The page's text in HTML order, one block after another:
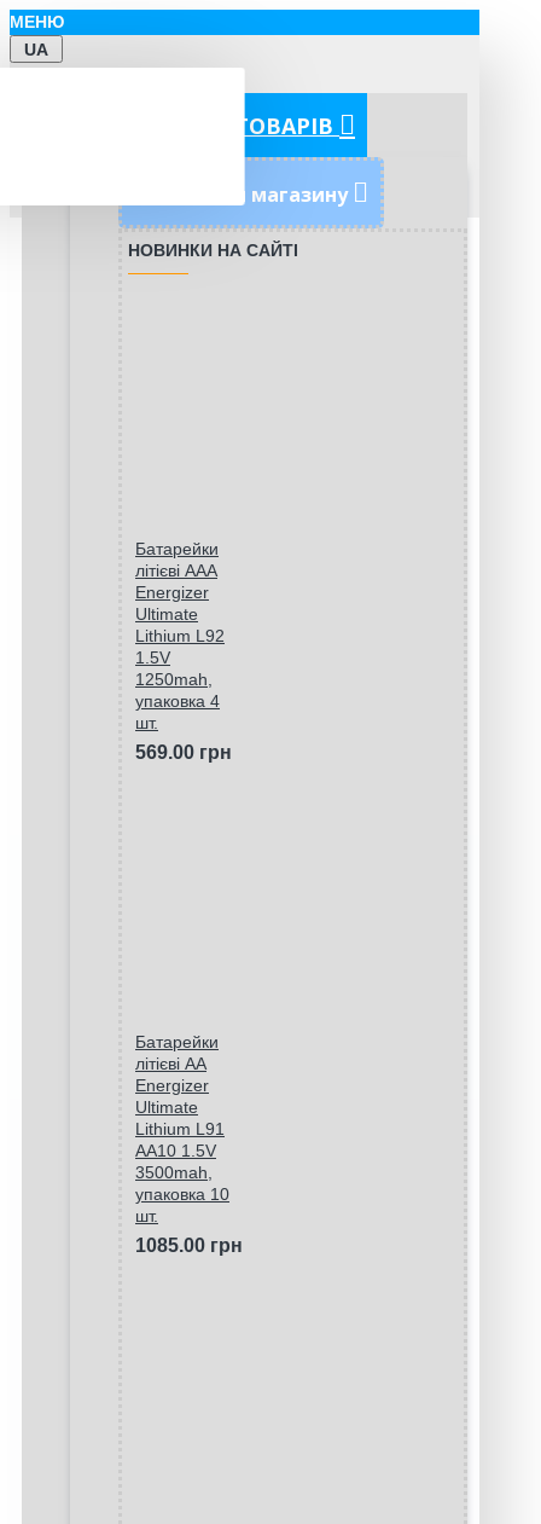
МЕНЮ
UA
КАТЕГОРІЇ ТОВАРІВ
Новинки магазину
НОВИНКИ НА САЙТІ
Батарейки
літієві ААA
Energizer
Ultimate
Lithium L92
1.5V
1250mah,
упаковка 4
шт.
569.00 грн
Батарейки
літієві AA
Energizer
Ultimate
Lithium L91
AA10 1.5V
3500mah,
упаковка 10
шт.
1085.00 грн